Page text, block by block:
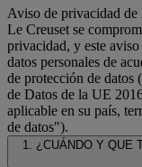
Aviso de privacidad
Le Creuset se
privacidad, y este
datos personales de
de protección de datos
de Datos de la UE
aplicable en su país,
de datos").
1. ¿CUÁNDO Y QUE